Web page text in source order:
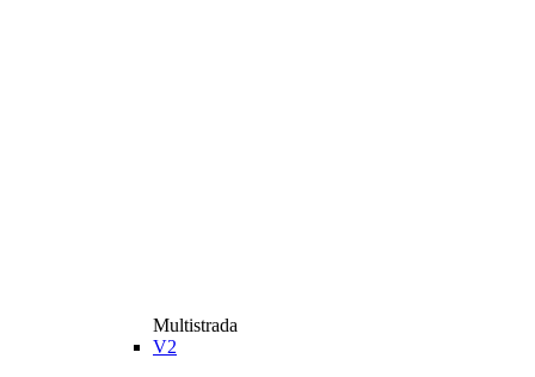
Multistrada
V2